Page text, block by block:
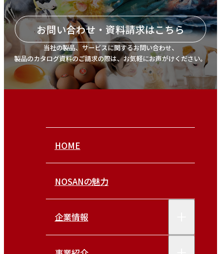
お問い合わせ・資料請求はこちら
当社の製品、サービスに関するお問い合わせ、
製品のカタログ資料のご請求の際は、お気軽にお声がけください。
HOME
NOSANの魅力
企業情報